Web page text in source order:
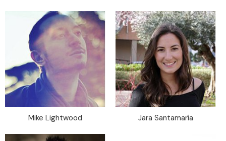
Mike Lightwood Jara Santamaría